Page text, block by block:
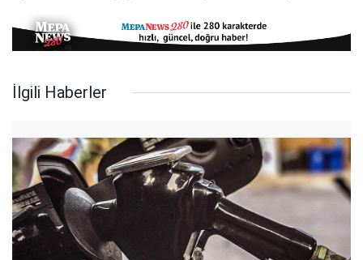
İlgili Haberler